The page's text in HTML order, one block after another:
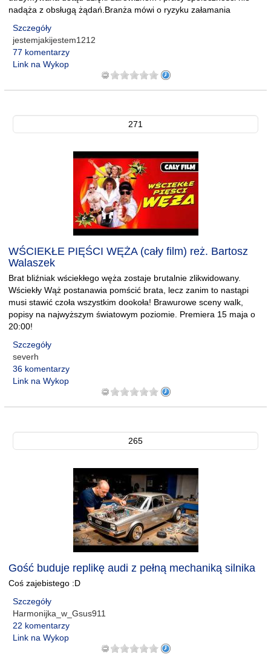
nadąża z obsługą żądań.Branża mówi o ryzyku załamania
Szczegóły
jestemjakijestem1212
77 komentarzy
Link na Wykop
271
WŚCIEKŁE PIĘŚCI WĘŻA (cały film) reż. Bartosz
Walaszek
Brat bliźniak wściekłego węża zostaje brutalnie zlikwidowany.
Wściekły Wąż postanawia pomścić brata, lecz zanim to nastąpi
musi stawić czoła wszystkim dookoła! Brawurowe sceny walk,
popisy na najwyższym światowym poziomie. Premiera 15 maja o
20:00!
Szczegóły
severh
36 komentarzy
Link na Wykop
265
Gość buduje replikę audi z pełną mechaniką silnika
Coś zajebistego :D
Szczegóły
Harmonijka_w_Gsus911
22 komentarzy
Link na Wykop